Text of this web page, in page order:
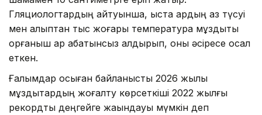
Гляциологтардың айтуынша, қыста қардың аз түсуі
мен қалыптан тыс жоғары температура мұздықты
қорғаныш қар қабатынсыз қалдырып, оны әсіресе осал
еткен.
Ғалымдар осыған байланысты 2026 жылы
мұздықтардың жоғалту көрсеткіші 2022 жылғы
рекордтық деңгейге жақындауы мүмкін деп